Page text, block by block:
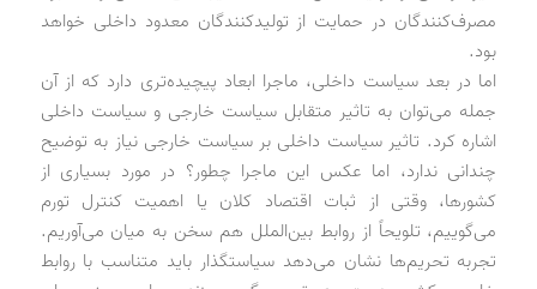
مصرف‌کنندگان در حمایت از تولیدکنندگان معدود داخلی خواهد
بود.
اما در بعد سیاست داخلی، ماجرا ابعاد پیچیده‌تری دارد که از آن
جمله می‌توان به تاثیر متقابل سیاست خارجی و سیاست داخلی
اشاره کرد. تاثیر سیاست داخلی بر سیاست خارجی نیاز به توضیح
چندانی ندارد، اما عکس این ماجرا چطور؟ در مورد بسیاری از
کشورها، وقتی از ثبات اقتصاد کلان یا اهمیت کنترل تورم
می‌گوییم، تلویحاً از روابط بین‌الملل هم سخن به میان می‌آوریم.
تجربه تحریم‌ها نشان می‌دهد سیاستگذار باید متناسب با روابط